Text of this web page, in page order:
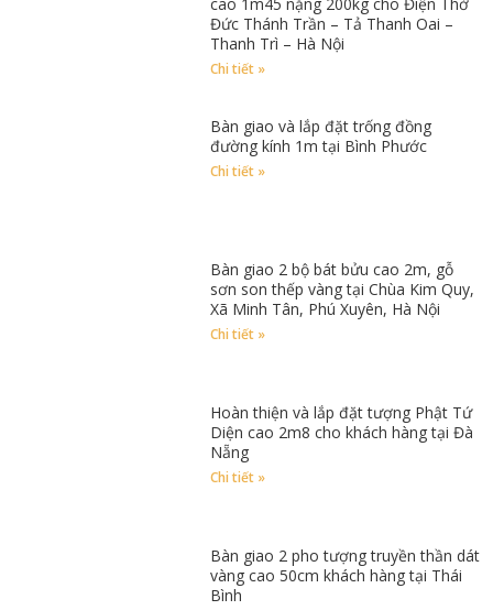
Đức Thánh Trần – Tả Thanh Oai –
Thanh Trì – Hà Nội
Chi tiết »
Bàn giao và lắp đặt trống đồng
đường kính 1m tại Bình Phước
Chi tiết »
Bàn giao 2 bộ bát bửu cao 2m, gỗ
sơn son thếp vàng tại Chùa Kim Quy,
Xã Minh Tân, Phú Xuyên, Hà Nội
Chi tiết »
Hoàn thiện và lắp đặt tượng Phật Tứ
Diện cao 2m8 cho khách hàng tại Đà
Nẵng
Chi tiết »
Bàn giao 2 pho tượng truyền thần dát
vàng cao 50cm khách hàng tại Thái
Bình